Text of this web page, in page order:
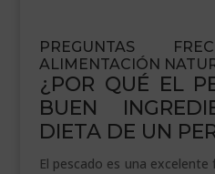
PREGUNTAS
ALIMENTACIÓN
¿POR QUÉ EL
BUEN
DIETA DE UN
El pescado es una